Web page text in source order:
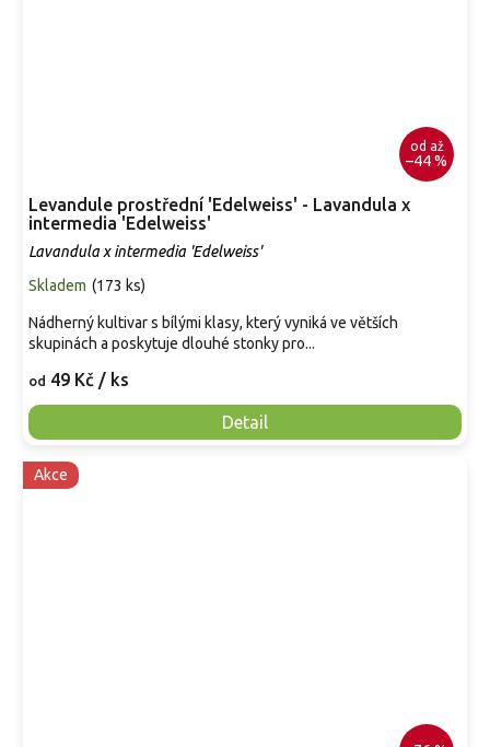
od až
–44 %
Levandule prostřední 'Edelweiss' - Lavandula x
intermedia 'Edelweiss'
Lavandula x intermedia 'Edelweiss'
Skladem (173 ks)
od 49 Kč / ks
Detail
Nádherný kultivar s bílými klasy, který vyniká ve větších
skupinách a poskytuje dlouhé stonky pro...
Akce